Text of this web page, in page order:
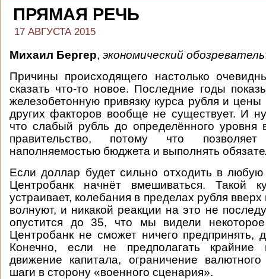
ПРЯМАЯ РЕЧЬ
17 АВГУСТА 2015
Михаил Бергер, экономический обозреватель
Причины происходящего настолько
сказать что-то новое. Последние годы
железобетонную привязку курса рубля и
других факторов вообще не существует. И
что слабый рубль до определённого уровня
правительство, потому что
наполняемостью бюджета и выполнять
Если доллар будет сильно отходить в
Центробанк начнёт вмешиваться. Такой
устраивает, колебания в пределах рубля
волнуют, и никакой реакции на это не
опустится до 35, что мы видели
Центробанк не сможет ничего предпринять,
Конечно, если не предполагать
движение капитала, ограничение
шаги в сторону «военного сценария».